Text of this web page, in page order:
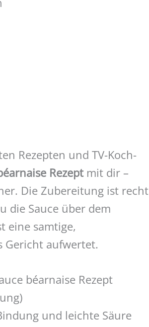
Rezepten und TV-Koch-
Rezeptmit dir –
Die Zubereitung ist recht
die Sauce über dem
eine samtige,
Gericht aufwertet.
béarnaise Rezept
und leichte Säure